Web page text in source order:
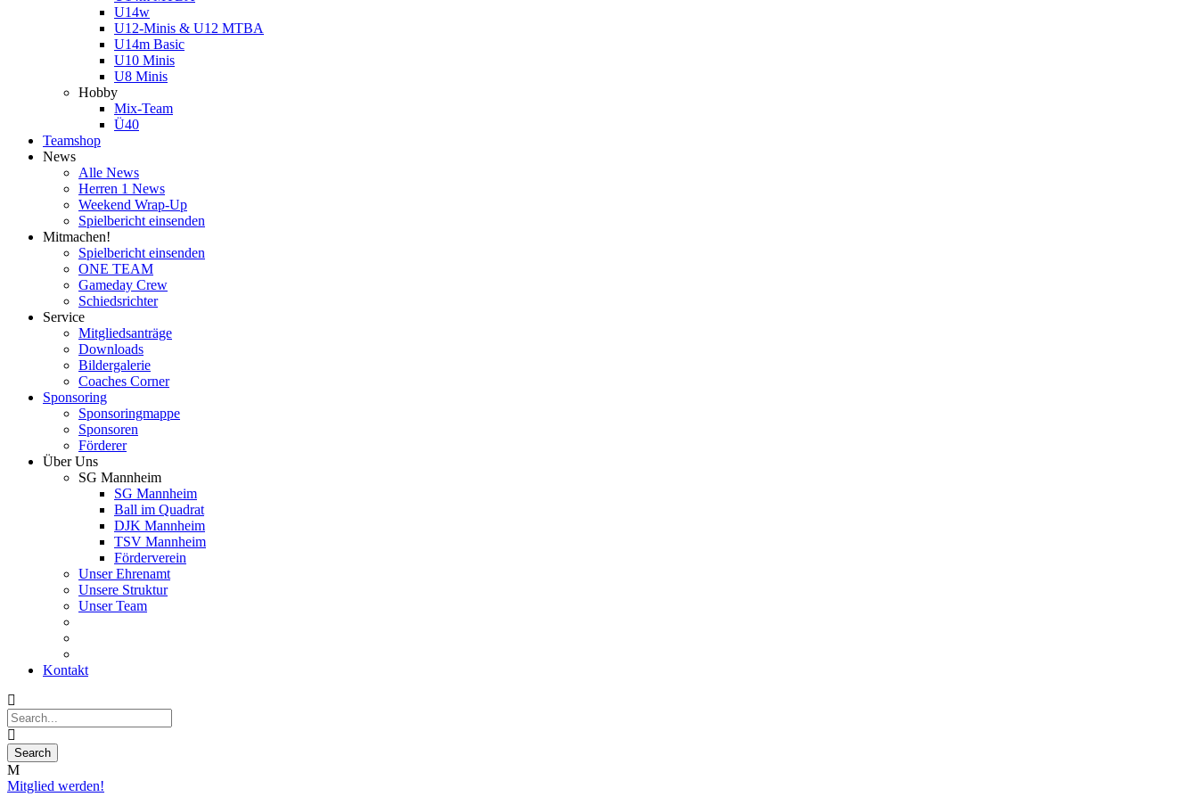
U14w
U12-Minis & U12 MTBA
U14m Basic
U10 Minis
U8 Minis
Hobby
Mix-Team
Ü40
Teamshop
News
Alle News
Herren 1 News
Weekend Wrap-Up
Spielbericht einsenden
Mitmachen!
Spielbericht einsenden
ONE TEAM
Gameday Crew
Schiedsrichter
Service
Mitgliedsanträge
Downloads
Bildergalerie
Coaches Corner
Sponsoring
Sponsoringmappe
Sponsoren
Förderer
Über Uns
SG Mannheim
SG Mannheim
Ball im Quadrat
DJK Mannheim
TSV Mannheim
Förderverein
Unser Ehrenamt
Unsere Struktur
Unser Team
Kontakt
Mitglied werden!